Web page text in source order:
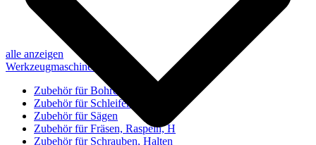
alle anzeigen
Werkzeugmaschinen-Zubehör
Zubehör für Bohren, Bohrhilfen
Zubehör für Schleifen, Poliere
Zubehör für Sägen
Zubehör für Fräsen, Raspeln, H
Zubehör für Schrauben, Halten